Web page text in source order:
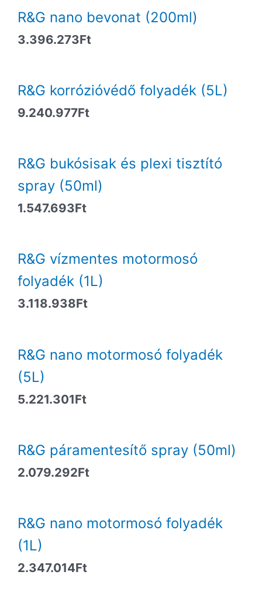
R&G nano bevonat (200ml)
3.396.273Ft
R&G korrózióvédő folyadék (5L)
9.240.977Ft
R&G bukósisak és plexi tisztító
spray (50ml)
1.547.693Ft
R&G vízmentes motormosó
folyadék (1L)
3.118.938Ft
R&G nano motormosó folyadék
(5L)
5.221.301Ft
R&G páramentesítő spray (50ml)
2.079.292Ft
R&G nano motormosó folyadék
(1L)
2.347.014Ft